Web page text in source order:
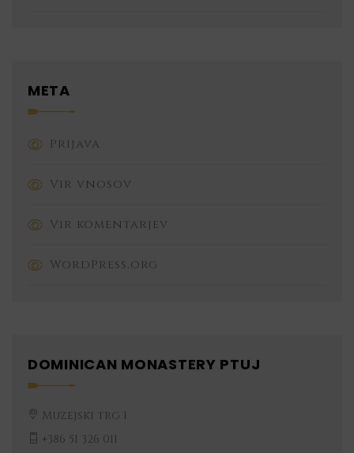
META
Prijava
Vir vnosov
Vir komentarjev
WordPress.org
DOMINICAN MONASTERY PTUJ
Muzejski trg 1
+386 51 326 011